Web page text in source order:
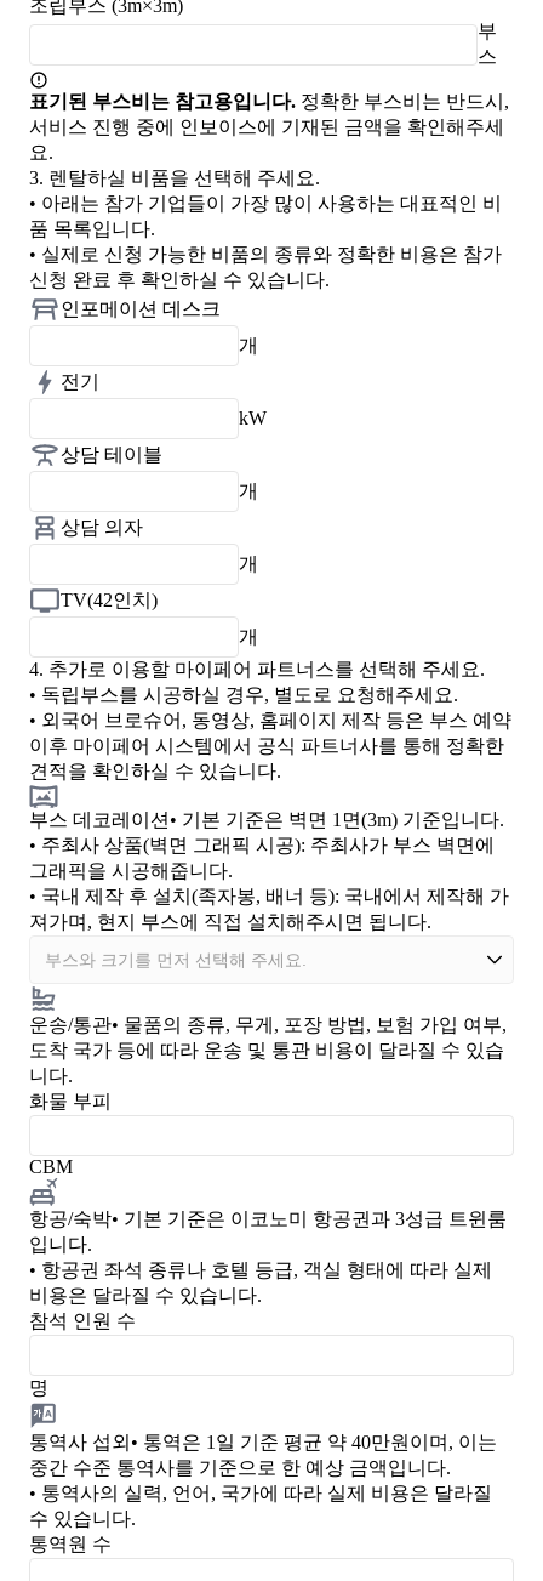
조립부스 (3m×3m)
부
스
표기된 부스비는 참고용입니다. 정확한 부스비는 반드시,
서비스 진행 중에 인보이스에 기재된 금액을 확인해주세
요.
3. 렌탈하실 비품을 선택해 주세요.
• 아래는 참가 기업들이 가장 많이 사용하는 대표적인 비
품 목록입니다.
• 실제로 신청 가능한 비품의 종류와 정확한 비용은 참가
신청 완료 후 확인하실 수 있습니다.
인포메이션 데스크
개
전기
kW
상담 테이블
개
상담 의자
개
TV(42인치)
개
4. 추가로 이용할 마이페어 파트너스를 선택해 주세요.
• 독립부스를 시공하실 경우, 별도로 요청해주세요.
• 외국어 브로슈어, 동영상, 홈페이지 제작 등은 부스 예약
이후 마이페어 시스템에서 공식 파트너사를 통해 정확한
견적을 확인하실 수 있습니다.
부스 데코레이션 • 기본 기준은 벽면 1면(3m) 기준입니다.
• 주최사 상품(벽면 그래픽 시공): 주최사가 부스 벽면에
그래픽을 시공해줍니다.
• 국내 제작 후 설치(족자봉, 배너 등): 국내에서 제작해 가
져가며, 현지 부스에 직접 설치해주시면 됩니다.
운송/통관• 물품의 종류, 무게, 포장 방법, 보험 가입 여부,
도착 국가 등에 따라 운송 및 통관 비용이 달라질 수 있습
니다.
화물 부피
CBM
항공/숙박• 기본 기준은 이코노미 항공권과 3성급 트윈룸
입니다.
• 항공권 좌석 종류나 호텔 등급, 객실 형태에 따라 실제
비용은 달라질 수 있습니다.
참석 인원 수
명
통역사 섭외 • 통역은 1일 기준 평균 약 40만원이며, 이는
중간 수준 통역사를 기준으로 한 예상 금액입니다.
• 통역사의 실력, 언어, 국가에 따라 실제 비용은 달라질
수 있습니다.
통역원 수